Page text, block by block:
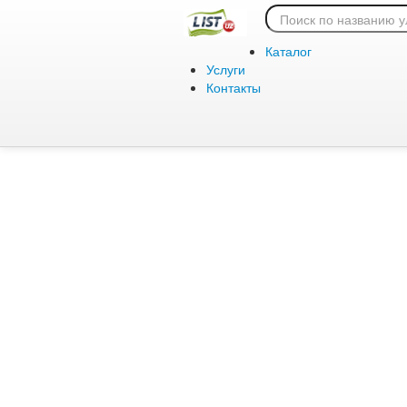
Каталог
Услуги
Контакты
Ошибка